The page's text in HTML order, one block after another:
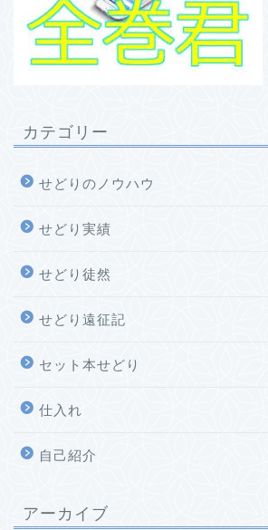
カテゴリー
せどりのノウハウ
せどり実績
せどり徒然
せどり遠征記
セット本せどり
仕入れ
自己紹介
アーカイブ